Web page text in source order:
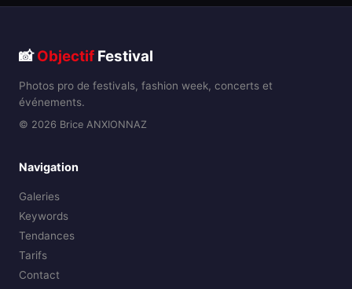
📸Objectif Festival
Photos pro de festivals, fashion week, concerts et
événements.
© 2026 Brice ANXIONNAZ
Navigation
Galeries
Keywords
Tendances
Tarifs
Contact